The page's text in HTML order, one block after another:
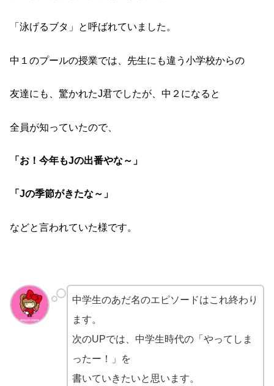
「泳げるブタ」と呼ばれていました。
中１のプールの授業では、先生にも違う小学校からの
友達にも、驚かれたJ君でしたが、中２になると
全員が知っていたので、
「お！今年もJの出番やな～」
「Jの季節がきたな～」
などと言われていた様です。
中学生のあだ名のエピソードはこれ終わり
ます。
次のUPでは、中学生時代の「やってしま
ったー！」を
書いていきたいと思います。